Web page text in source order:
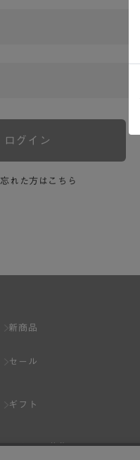
ログイン
れた方はこちら
新商品
セール
ギフト
スタッフ募集